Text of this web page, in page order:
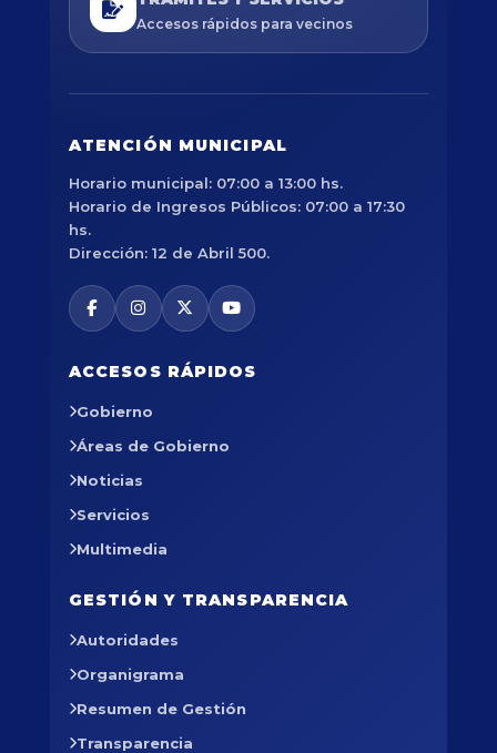
Accesos rápidos para vecinos
ATENCIÓN MUNICIPAL
Horario municipal: 07:00 a 13:00 hs.
Horario de Ingresos Públicos: 07:00 a 17:30
hs.
Dirección: 12 de Abril 500.
ACCESOS RÁPIDOS
Gobierno
Áreas de Gobierno
Noticias
Servicios
Multimedia
GESTIÓN Y TRANSPARENCIA
Autoridades
Organigrama
Resumen de Gestión
Transparencia